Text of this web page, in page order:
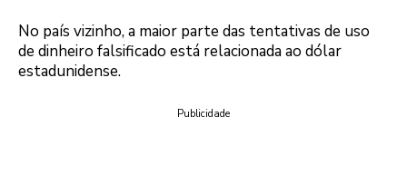
No país vizinho, a maior parte das tentativas de uso
de dinheiro falsificado está relacionada ao dólar
estadunidense.
Publicidade